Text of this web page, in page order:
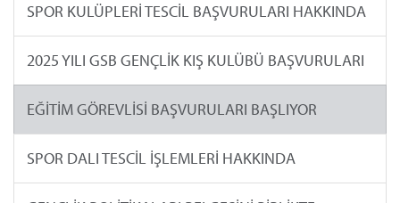
SPOR KULÜPLERİ TESCİL BAŞVURULARI HAKKINDA
2025 YILI GSB GENÇLİK KIŞ KULÜBÜ BAŞVURULARI
EĞİTİM GÖREVLİSİ BAŞVURULARI BAŞLIYOR
SPOR DALI TESCİL İŞLEMLERİ HAKKINDA